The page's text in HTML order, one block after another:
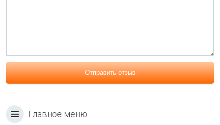
Отправить отзыв
Главное меню